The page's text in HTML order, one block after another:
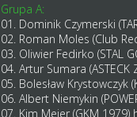
Grupa A:
01. Dominik Czymerski
02. Roman Moles (Club
03. Oliwier Fedirko (STAL
04. Artur Sumara
05. Bolesław Krystowczyk
06. Albert Niemykin
07. Kim Meier (GKM 1979)